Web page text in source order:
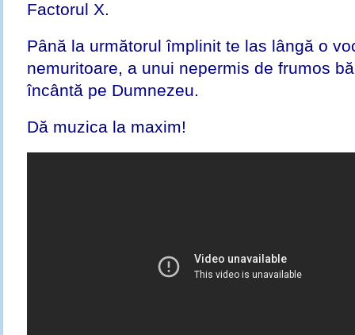
Factorul X.
Până la următorul împlinit te las lângă o
nemuritoare, a unui nepermis de frumos
încântă pe Dumnezeu.
Dă muzica la maxim!